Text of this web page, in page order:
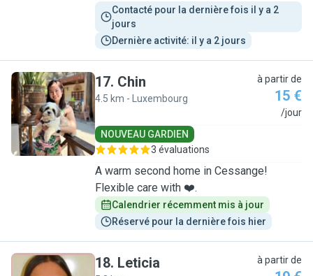
Contacté pour la dernière fois il y a 2
jours
Dernière activité: il y a 2 jours
C
17. Chin
4.5 km - Luxembourg
à partir de
15 €
/jour
NOUVEAU GARDIEN
3 évaluations
A warm second home in Cessange!
Flexible care with ❤️.
Calendrier récemment mis à jour
Réservé pour la dernière fois hier
18. Leticia à partir de